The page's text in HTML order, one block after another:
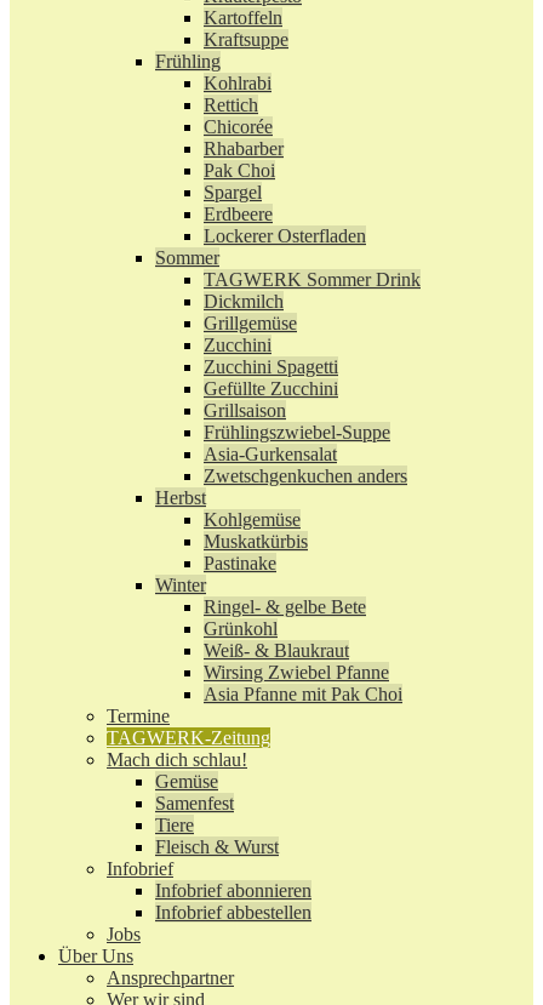
Kartoffeln
Kraftsuppe
Frühling
Kohlrabi
Rettich
Chicorée
Rhabarber
Pak Choi
Spargel
Erdbeere
Lockerer Osterfladen
Sommer
TAGWERK Sommer Drink
Dickmilch
Grillgemüse
Zucchini
Zucchini Spagetti
Gefüllte Zucchini
Grillsaison
Frühlingszwiebel-Suppe
Asia-Gurkensalat
Zwetschgenkuchen anders
Herbst
Kohlgemüse
Muskatkürbis
Pastinake
Winter
Ringel- & gelbe Bete
Grünkohl
Weiß- & Blaukraut
Wirsing Zwiebel Pfanne
Asia Pfanne mit Pak Choi
Termine
TAGWERK-Zeitung
Mach dich schlau!
Gemüse
Samenfest
Tiere
Fleisch & Wurst
Infobrief
Infobrief abonnieren
Infobrief abbestellen
Jobs
Über Uns
Ansprechpartner
Wer wir sind